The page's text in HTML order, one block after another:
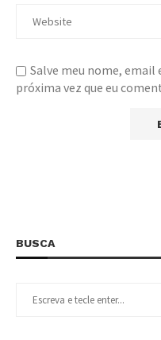
Salve meu nome, email
próxima vez que eu
BUSCA